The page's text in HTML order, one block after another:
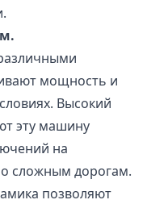
мощность и
Высокий
эту машину
на
сложным дорогам.
позволяют